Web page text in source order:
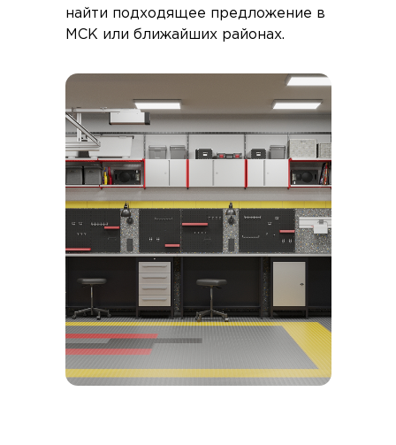
найти подходящее предложение в
МСК или ближайших районах.